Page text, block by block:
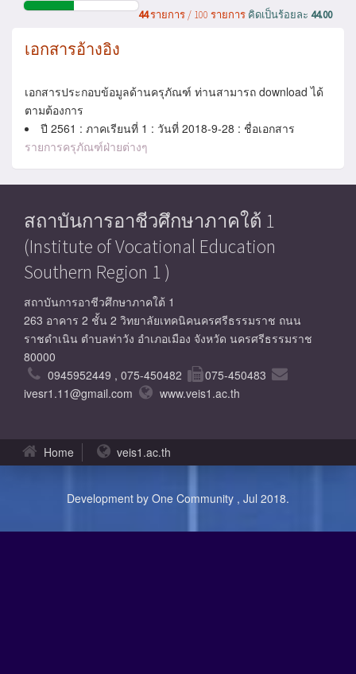
44รายการ / 100 รายการ คิดเป็นร้อยละ 44.00
เอกสารอ้างอิง
เอกสารประกอบข้อมูลด้านครุภัณฑ์ ท่านสามารถ download ได้
ตามต้องการ
ปี 2561 : ภาคเรียนที่ 1 : วันที่ 2018-9-28 : ชื่อเอกสาร
รายการครุภัณฑ์ฝ่ายต่างๆ
สถาบันการอาชีวศึกษาภาคใต้ 1
(Institute of Vocational Education
Southern Region 1 )
สถาบันการอาชีวศึกษาภาคใต้ 1
263 อาคาร 2 ชั้น 2 วิทยาลัยเทคนิคนครศรีธรรมราช ถนน
ราชดำเนิน ตำบลท่าวัง อำเภอเมือง จังหวัด นครศรีธรรมราช
80000
0945952449 , 075-450482
075-450483
ivesr1.11@gmail.com
www.veis1.ac.th
Home veis1.ac.th
Development by One Community , Jul 2018.